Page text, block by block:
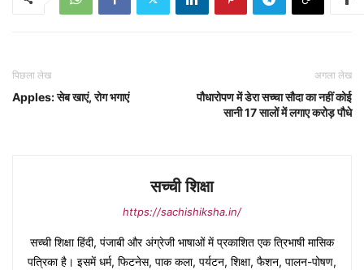
पिछला लेख
Apples: सेब खाएं, रोग भगाएं
अगला लेख
पौधारोपण में डेरा सच्चा सौदा का नहीं कोई
सानी 17 सालों में लगाए करोड़ पौधे
सच्ची शिक्षा
https://sachishiksha.in/
सच्ची शिक्षा हिंदी, पंजाबी और अंग्रेजी भाषाओं में प्रकाशित एक त्रिभाषी मासिक
पत्रिका है। इसमें धर्म, फिटनेस, पाक कला, पर्यटन, शिक्षा, फैशन, पालन-पोषण,